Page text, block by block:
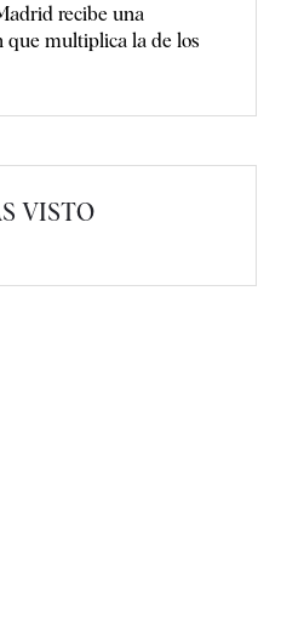
recibe una
que multiplica la de los
VISTO